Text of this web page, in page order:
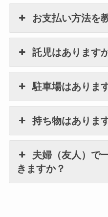
お支払い方法を
託児はあります
駐車場はありま
持ち物はありま
夫婦（友人）で
きますか？